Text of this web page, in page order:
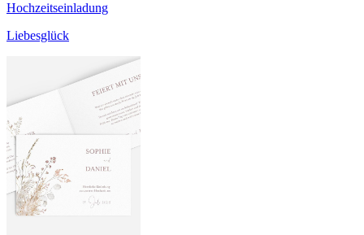
Hochzeitseinladung
Liebesglück